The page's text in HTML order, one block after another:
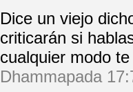
Dice un viejo
criticarán si
cualquier modo
Dhammapada